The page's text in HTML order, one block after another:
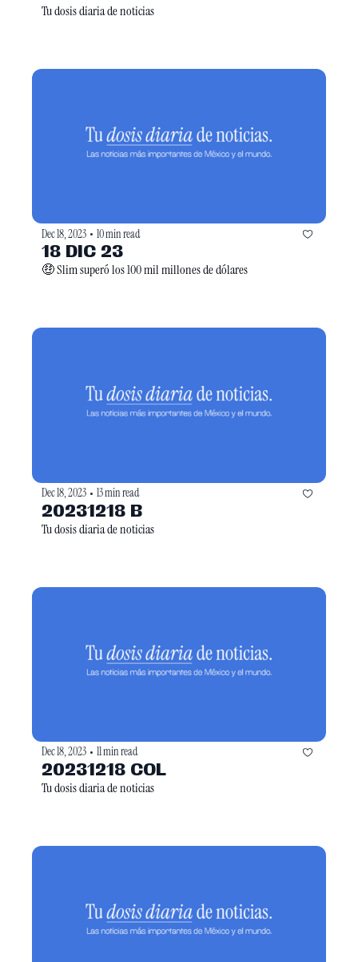
Tu dosis diaria de noticias
Dec 18, 2023 • 10 min read
18 DIC 23
🤑 Slim superó los 100 mil millones de dólares
Dec 18, 2023 • 13 min read
20231218 B
Tu dosis diaria de noticias
Dec 18, 2023 • 11 min read
20231218 COL
Tu dosis diaria de noticias